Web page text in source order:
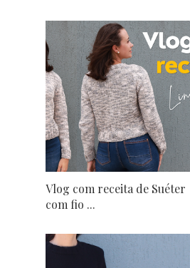
Vlog com receita de Suéter
com fio ...